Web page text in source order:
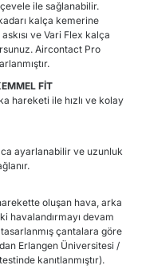
ile sağlanabilir.
kalça kemerine
ve Vari Flex kalça
Aircontact Pro
FİT
hareketi ile hızlı ve kolay
ayarlanabilir ve uzunluk
oluşan hava, arka
havalandırmayı devam
çantalara göre
Erlangen Üniversitesi /
kanıtlanmıştır).